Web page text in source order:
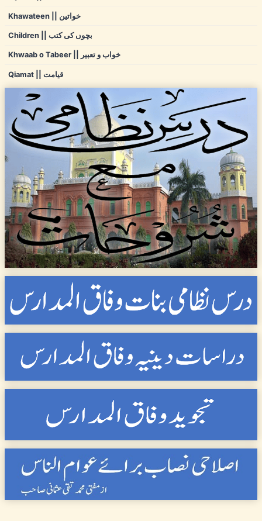
Khawateen || خواتین
Children || بچوں کی کتب
Khwaab o Tabeer || خواب و تعبیر
Qiamat || قیامت